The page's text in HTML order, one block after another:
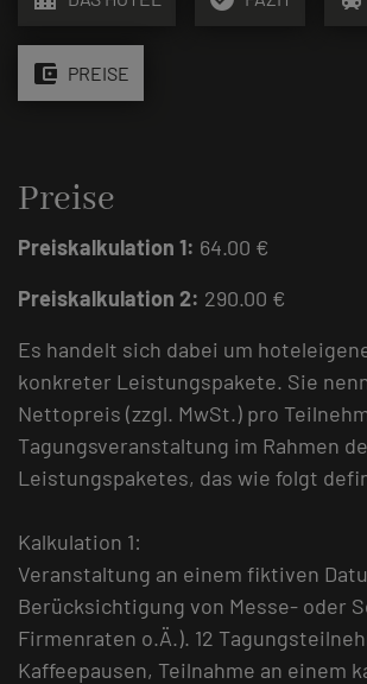
account_balance_wallet PREISE
Preise
Preiskalkulation 1: 64.00 €
Preiskalkulation 2: 290.00 €
Es handelt sich dabei um
konkreter Leistungspakete. Sie
Nettopreis (zzgl. MwSt.) pro
Tagungsveranstaltung im Rahmen
Leistungspaketes, das wie folgt
Kalkulation 1:
Veranstaltung an einem fiktiven
Berücksichtigung von Messe- oder
Firmenraten o.Ä.). 12
Kaffeepausen, Teilnahme an einem